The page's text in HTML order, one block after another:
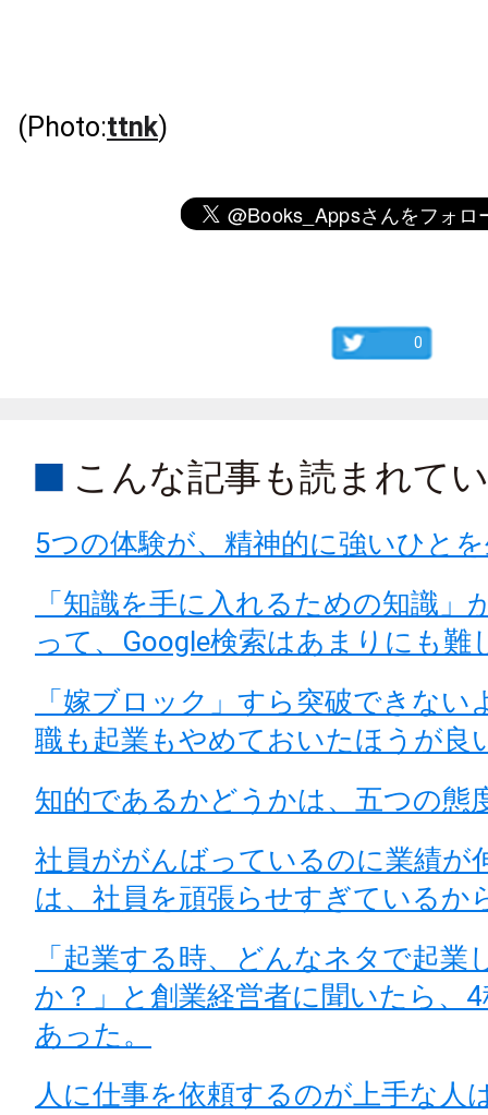
(Photo:ttnk)
0
こんな記事も読まれて
5つの体験が、精神的に強いひと
「知識を手に入れるための知識」
って、Google検索はあまりにも難
「嫁ブロック」すら突破できない
職も起業もやめておいたほうが良
知的であるかどうかは、五つの態
社員ががんばっているのに業績が
は、社員を頑張らせすぎているか
「起業する時、どんなネタで起業
か？」と創業経営者に聞いたら、
あった。
人に仕事を依頼するのが上手な人